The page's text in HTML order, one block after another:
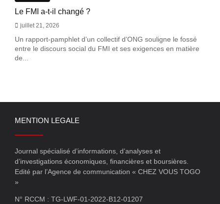
Le FMI a-t-il changé ?
juillet 21, 2026
Un rapport-pamphlet d’un collectif d’ONG souligne le fossé
entre le discours social du FMI et ses exigences en matière
de...
MENTION LEGALE
Journal spécialisé d’informations, d’analyses et
d’investigations économiques, financières et boursières.
Edité par l’Agence de communication « CHEZ VOUS TOGO
»
N° RCCM : TG-LWF-01-2022-B12-01207